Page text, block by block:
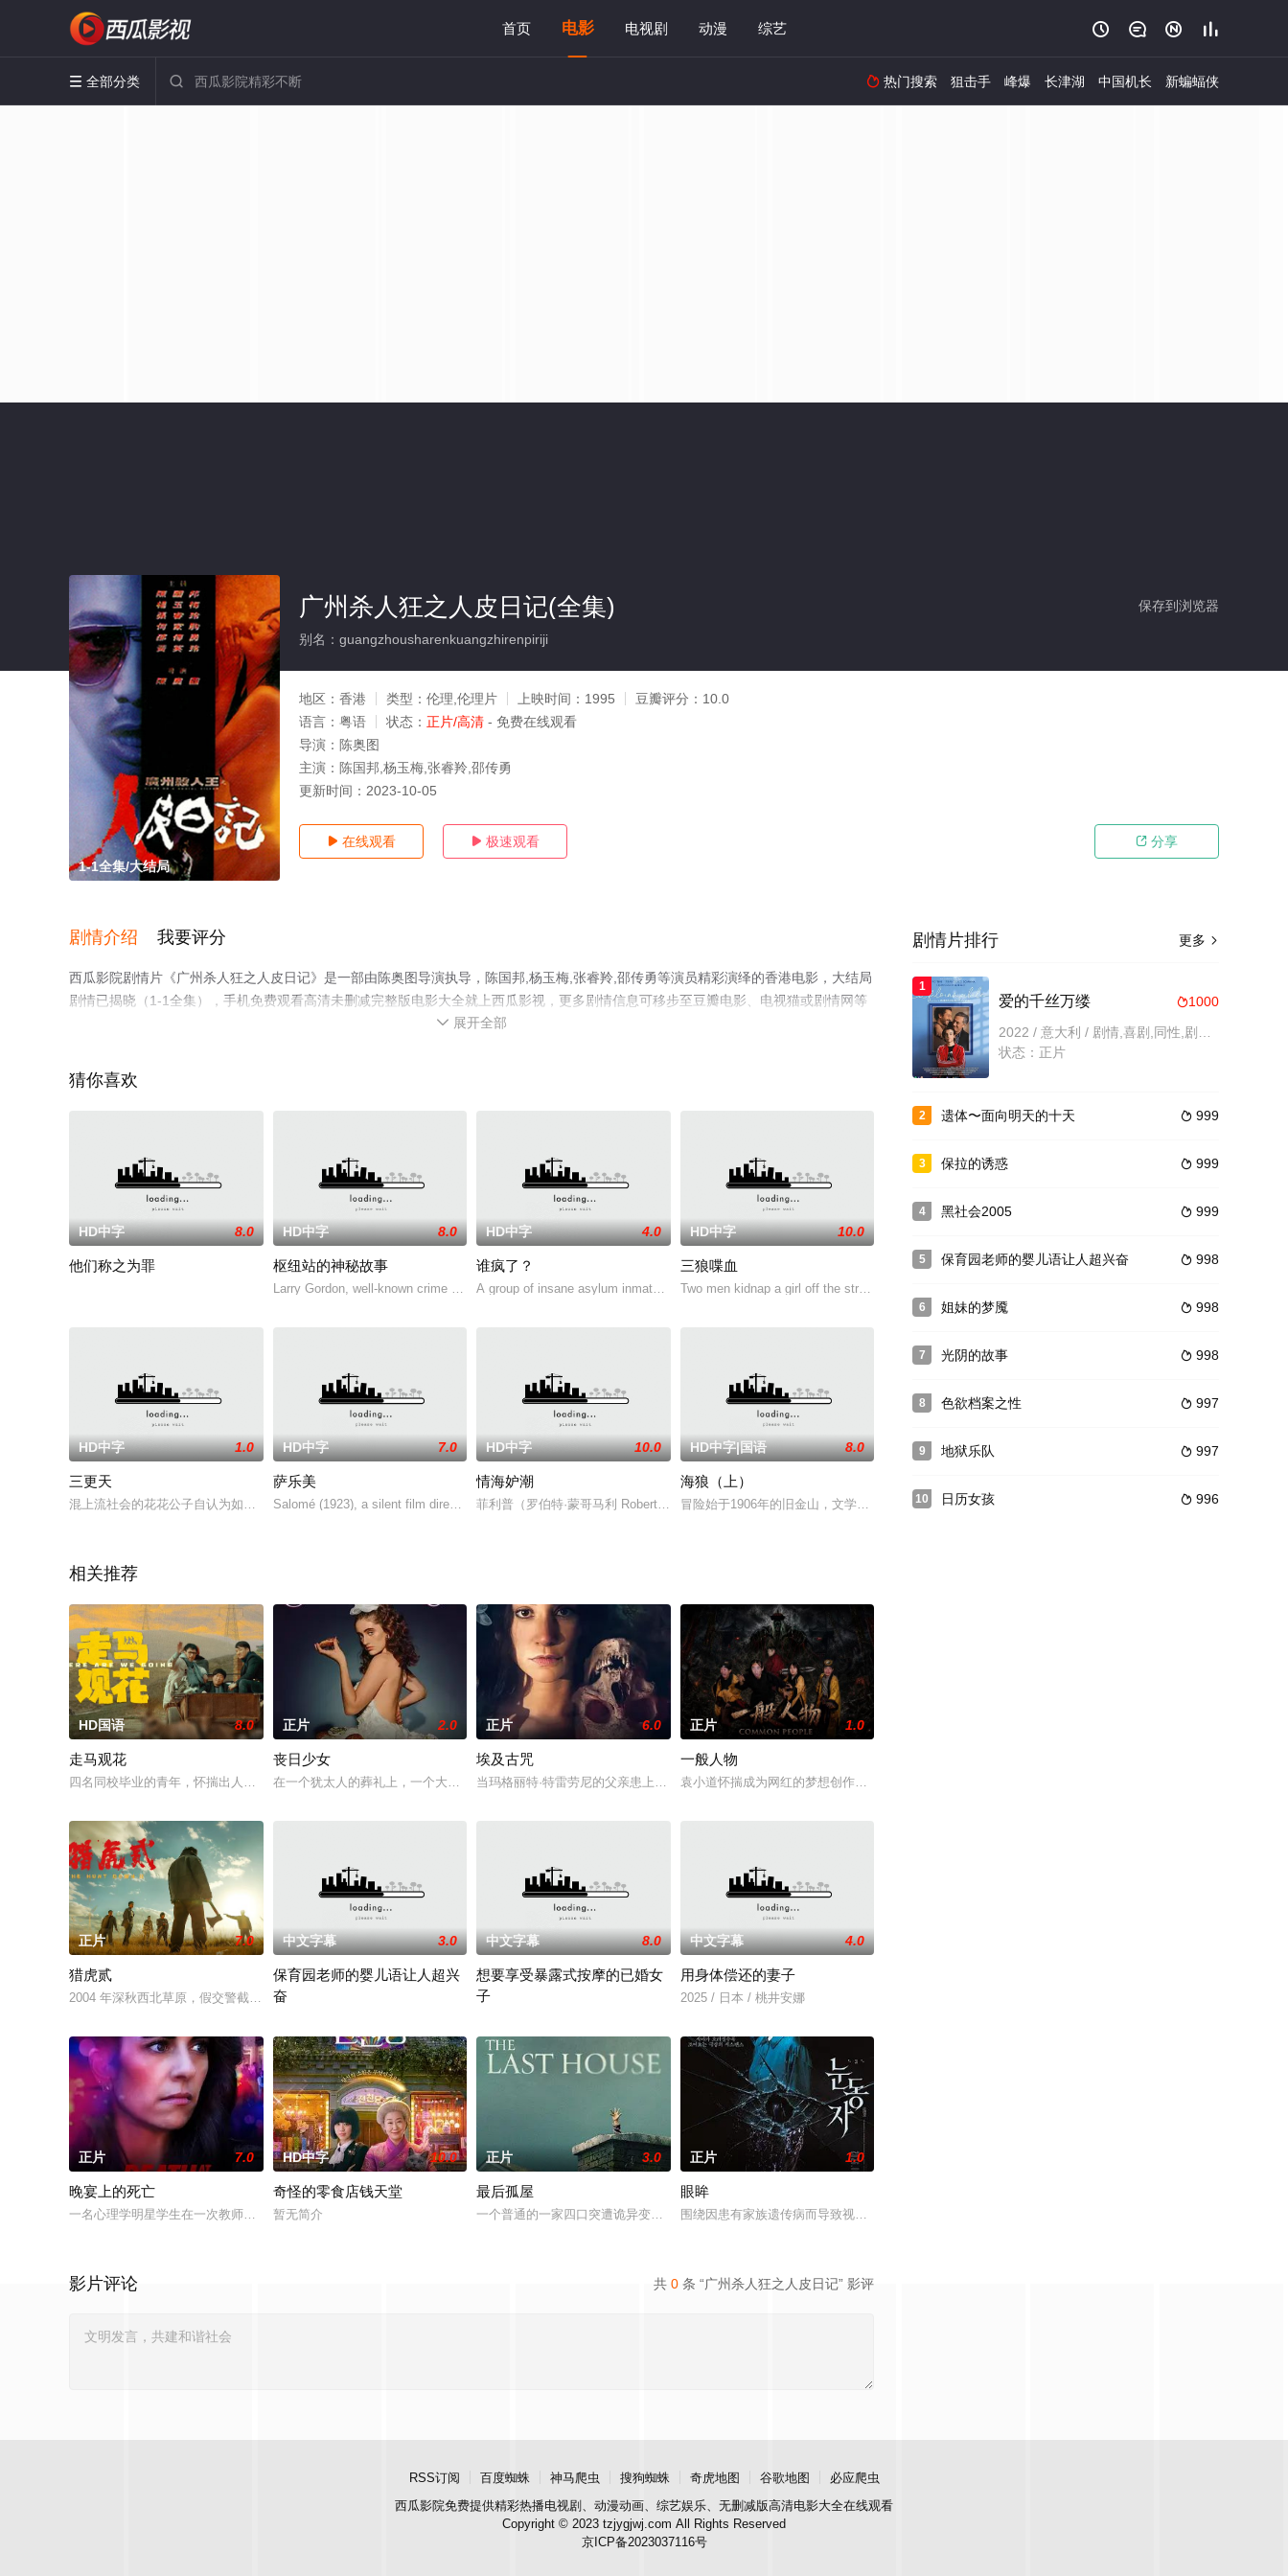
首页 电影 电视剧 动漫 综艺    
 全部分类   热门搜索 狙击手 峰爆 长津湖 中国机长 新蝙蝠侠
1-1全集/大结局
保存到浏览器
广州杀人狂之人皮日记(全集)
别名：guangzhousharenkuangzhirenpiriji
地区： 香港 类型： 伦理,伦理片 上映时间： 1995 豆瓣评分： 10.0
语言： 粤语 状态： 正片/高清 - 免费在线观看
导演： 陈奥图
主演： 陈国邦,杨玉梅,张睿羚,邵传勇
更新时间： 2023-10-05
 在线观看  极速观看  分享
剧情介绍 我要评分
西瓜影院剧情片《广州杀人狂之人皮日记》是一部由陈奥图导演执导，陈国邦,杨玉梅,张睿羚,邵传勇等演员精彩演绎的香港电影，大结局
剧情已揭晓（1-1全集），手机免费观看高清未删减完整版电影大全就上西瓜影视，更多剧情信息可移步至豆瓣电影、电视猫或剧情网等
 展开全部
猜你喜欢
HD中字 8.0
他们称之为罪
HD中字 8.0
枢纽站的神秘故事
Larry Gordon, well-known crime writer, is on a train journey
HD中字 4.0
谁疯了？
A group of insane asylum inmates flee a broken-down bus and o
HD中字 10.0
三狼喋血
Two men kidnap a girl off the streets, take her to a beach ho
HD中字 1.0
三更天
混上流社会的花花公子自认为如鱼得水，结果犯了禁，无论黑道还是白道的。警察调查他牵扯进的俩重谋杀案其实无关紧要，真正有趣的是
HD中字 7.0
萨乐美
Salomé (1923), a silent film directed by Charles Bryant and s
HD中字 10.0
情海妒潮
菲利普（罗伯特·蒙哥马利 Robert Montgomery 饰）是衔着金汤匙出生的富家子弟，患有这精神疾病，在法国留学期
HD中字|国语 8.0
海狼（上）
冒险始于1906年的旧金山，文学评论家汉弗莱在萨克拉门托渡轮。此后不久，在大雾中轮船与一货运船舶相撞
相关推荐
HD国语 8.0
走马观花
四名同校毕业的青年，怀揣出人头地的梦想，却在大都市屡屡碰壁。经历荒唐的创业求职后，几人一路逃离至乡村。沿途，海归杨教授的扶
正片 2.0
丧日少女
在一个犹太人的葬礼上，一个大学生和她的父母偶遇了她的甜心老爹。
正片 6.0
埃及古咒
当玛格丽特·特雷劳尼的父亲患上了一种神秘的超自然疾病时，她和一位意志坚定的律师必须揭开一个笼罩在黑暗家族秘密和一个比时间还
正片 1.0
一般人物
袁小道怀揣成为网红的梦想创作短视频，并与周小乙等人组建了“红透半边天”团队。然而团队在发展过程中遭
正片 7.0
猎虎贰
2004 年深秋西北草原，假交警截停铜矿押运车，炸药破箱、两命陨灭，悍匪携枪遁入茫茫戈壁。刑警杨志刚凭现场足迹与痕迹精准锁
中文字幕 3.0
保育园老师的婴儿语让人超兴
奋
中文字幕 8.0
想要享受暴露式按摩的已婚女
子
中文字幕 4.0
用身体偿还的妻子
2025 / 日本 / 桃井安娜
正片 7.0
晚宴上的死亡
一名心理学明星学生在一次教师派对上死亡后，安德莉亚·吉布斯和她的儿子伊桑被卷入了著名教授艾伦·杰克逊的危险操纵之中——一个
HD中字 10.0
奇怪的零食店钱天堂
暂无简介
正片 3.0
最后孤屋
一个普通的一家四口突遭诡异变故，被困在自家房屋中超过 1000 天无法出门。在资源消耗殆尽与未知神秘威胁的双重逼迫下，一家
正片 1.0
眼眸
围绕因患有家族遗传病而导致视力逐渐丧失的摄影师瑞真展开。在面对跨越视力障碍、好不容易成为陶艺家却
共 0 条 “广州杀人狂之人皮日记” 影评
影片评论
更多 
剧情片排行
1
1000
爱的千丝万缕
状态：正片
2  999
遗体〜面向明天的十天
3  999
保拉的诱惑
4  999
黑社会2005
5  998
保育园老师的婴儿语让人超兴奋
6  998
姐妹的梦魇
7  998
光阴的故事
8  997
色欲档案之性
9  997
地狱乐队
10  996
日历女孩
RSS订阅 百度蜘蛛 神马爬虫 搜狗蜘蛛 奇虎地图 谷歌地图
必应爬虫
西瓜影院免费提供精彩热播电视剧、动漫动画、综艺娱乐、无删减版高清电影大全在线观看
Copyright © 2023 tzjygjwj.com All Rights Reserved
京ICP备2023037116号